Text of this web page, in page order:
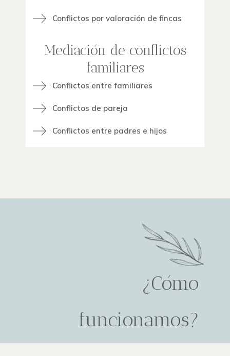
Conflictos por valoración de fincas
Mediación de conflictos
familiares
Conflictos entre familiares
Conflictos de pareja
Conflictos entre padres e hijos
¿Cómo
funcionamos?